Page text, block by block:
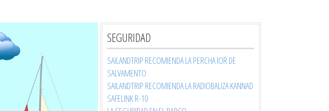
SEGURIDAD
SAILANDTRIP RECOMIENDA LA PERCHA IOR DE
SALVAMENTO
SAILANDTRIP RECOMIENDA LA RADIOBALIZA KANNAD
SAFELINK R-10